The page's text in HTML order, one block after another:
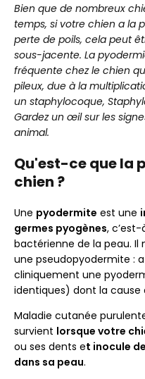
La pyodermite
Le traitement de la
La prévention de la
FAQ pyodermite chien
La pyodermite du
pour l'homme ?
La pyodermite
Bien que de nombreux
temps, si votre chien a la
perte de poils, cela peut
sous-jacente. La
fréquente chez le chien
pileux, due à la
un staphylocoque,
Gardez un œil sur les
animal.
Qu'est-ce que la
chien ?
Une pyodermite est une
germes pyogènes,
bactérienne de la peau.
une pseudopyodermite :
cliniquement une
identiques) dont la cause
Maladie cutanée
survient lorsque votre
ou ses dents et inocule
dans sa peau.